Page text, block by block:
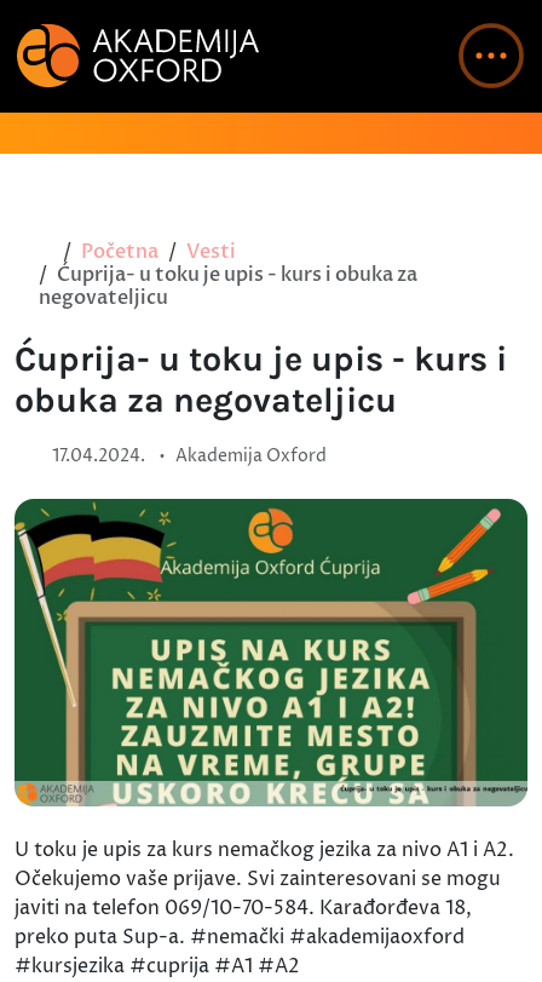
Početna
Vesti
Ćuprija- u toku je upis - kurs i obuka za
negovateljicu
Ćuprija- u toku je upis - kurs i
obuka za negovateljicu
17.04.2024. • Akademija Oxford
U toku je upis za kurs nemačkog jezika za nivo A1 i A2.
Očekujemo vaše prijave. Svi zainteresovani se mogu
javiti na telefon 069/10-70-584. Karađorđeva 18,
preko puta Sup-a. #nemački #akademijaoxford
#kursjezika #cuprija #A1 #A2